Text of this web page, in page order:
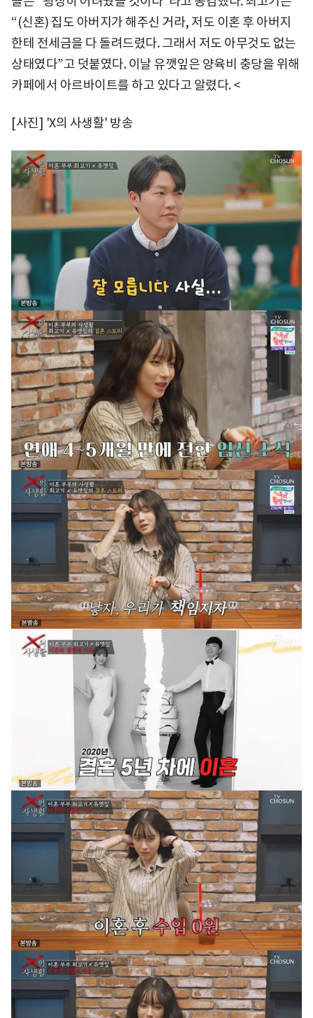
“(신혼) 집도 아버지가 해주신 거라, 저도 이혼 후 아버지
한테 전세금을 다 돌려드렸다. 그래서 저도 아무것도 없는
상태였다”고 덧붙였다. 이날 유깻잎은 양육비 충당을 위해
카페에서 아르바이트를 하고 있다고 알렸다. <
[사진] 'X의 사생활' 방송